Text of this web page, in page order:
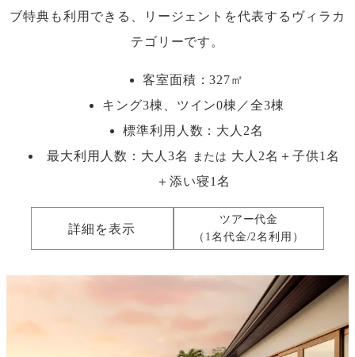
ブ特典も利用できる、リージェントを代表するヴィラカ
テゴリーです。
客室面積：327㎡
キング3棟、ツイン0棟／全3棟
標準利用人数： 大人2名
最大利用人数： 大人3名 または 大人2名＋子供1名
＋添い寝1名
詳細を表示
ツアー代金
（1名代金/2名利用）